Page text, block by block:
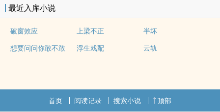
最近入库小说
破窗效应 上梁不正
半坏
想要问问你敢不敢
浮生戏配 云轨
首页 阅读记录 搜索小说 顶部